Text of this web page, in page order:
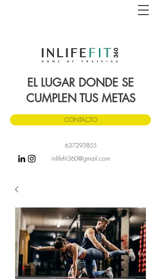
EL LUGAR DONDE SE
CUMPLEN TUS METAS
CONTACTO
637293855
inlifefit360@gmail.com